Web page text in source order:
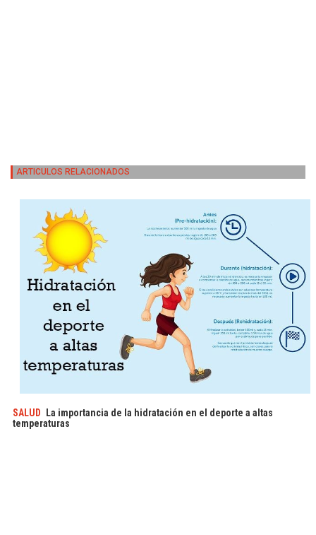
ARTICULOS RELACIONADOS
SALUD
La importancia de la hidratación en el deporte a altas
temperaturas